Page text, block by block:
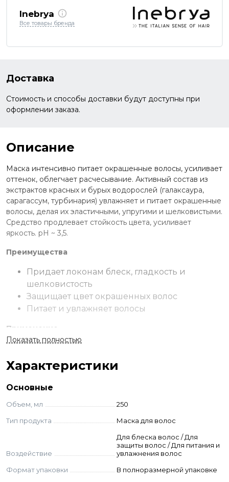
Inebrya
Все товары бренда
Доставка
Стоимость и способы доставки будут доступны при
оформлении заказа.
Описание
Маска интенсивно питает окрашенные волосы, усиливает
оттенок, облегчает расчесывание. Активный состав из
экстрактов красных и бурых водорослей (галаксаура,
сарагассум, турбинария) увлажняет и питает окрашенные
волосы, делая их эластичными, упругими и шелковистыми.
Средство продлевает стойкость цвета, усиливает
яркость. рН ~ 3,5.
Преимущества
Придает локонам блеск, гладкость и
шелковистость
Защищает цвет окрашенных волос
Питает и увлажняет волосы
Применение
распределить с помощью расчески. Выдержать 2 минуты.
Экстракт красных водорослей
Behentrimonium chloride, Lactic Acid, Parfum, Sodium
Показать полностью
Характеристики
Основные
Объем, мл
250
Тип продукта
Маска для волос
Воздействие
Для блеска волос / Для
защиты волос / Для питания и
увлажнения волос
Формат упаковки
В полноразмерной упаковке